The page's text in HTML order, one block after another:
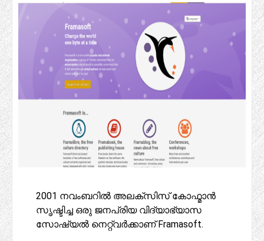
2001 നവംബറിൽ അലക്സിസ് കോഫ്മാൻ
സൃഷ്ടിച്ച ഒരു ജനപ്രിയ വിദ്യാഭ്യാസ
സോഷ്യൽ നെറ്റ്‌വർക്കാണ് Framasoft.